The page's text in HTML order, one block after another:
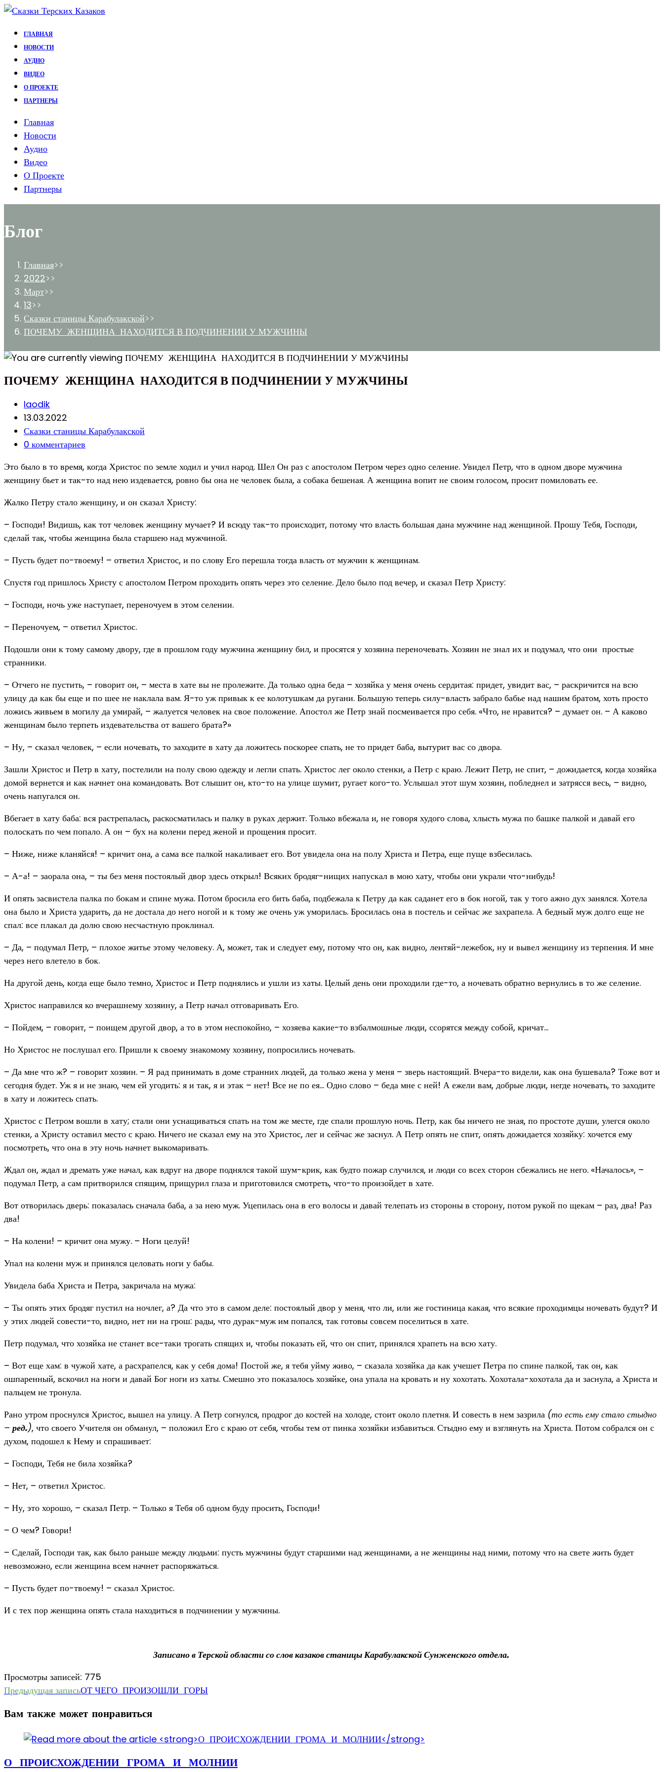
Перейти
содержимому
ГЛАВНАЯ
НОВОСТИ
АУДИО
ВИДЕО
О ПРОЕКТЕ
ПАРТНЕРЫ
Главная
Новости
Аудио
Видео
О Проекте
Партнеры
Блог
Главная>>
2022>>
Март>>
13>>
Сказки станицы Карабулакской>>
ПОЧЕМУ ЖЕНЩИНА НАХОДИТСЯ В ПОДЧИНЕНИИ У МУЖЧИНЫ
ПОЧЕМУ ЖЕНЩИНА НАХОДИТСЯ В ПОДЧИНЕНИИ У МУЖЧИНЫ
Post
author:
laodik
Запись
опубликована:
13.03.2022
Post
category:
Сказки станицы Карабулакской
Post
0 комментариев
Это было в то время, когда Христос по земле ходил и учил народ. Шел Он раз с апостолом Петром через одно селение. Увидел Петр, что в одном дворе мужчина
женщину бьет и так-то над нею издевается, ровно бы она не человек была, а собака бешеная. А женщина вопит не своим голосом, просит помиловать ее.
Жалко Петру стало женщину, и он сказал Христу:
– Господи! Видишь, как тот человек женщину мучает? И всюду так-то происходит, потому что власть большая дана мужчине над женщиной. Прошу Тебя, Господи,
сделай так, чтобы женщина была старшею над мужчиной.
– Пусть будет по-твоему! – ответил Христос, и по слову Его перешла тогда власть от мужчин к женщинам.
Спустя год пришлось Христу с апостолом Петром проходить опять через это селение. Дело было под вечер, и сказал Петр Христу:
– Господи, ночь уже наступает, переночуем в этом селении.
– Переночуем, – ответил Христос.
Подошли они к тому самому двору, где в прошлом году мужчина женщину бил, и просятся у хозяина переночевать. Хозяин не знал их и подумал, что они простые
странники.
– Отчего не пустить, – говорит он, – места в хате вы не пролежите. Да только одна беда – хозяйка у меня очень сердитая: придет, увидит вас, – раскричится на всю
улицу да как бы еще и по шее не наклала вам. Я-то уж привык к ее колотушкам да ругани. Большую теперь силу-власть забрало бабье над нашим братом, хоть просто
ложись живьем в могилу да умирай, – жалуется человек на свое положение. Апостол же Петр знай посмеивается про себя. «Что, не нравится? – думает он. – А каково
женщинам было терпеть издевательства от вашего брата?»
– Ну, – сказал человек, – если ночевать, то заходите в хату да ложитесь поскорее спать, не то придет баба, вытурит вас со двора.
Зашли Христос и Петр в хату, постелили на полу свою одежду и легли спать. Христос лег около стенки, а Петр с краю. Лежит Петр, не спит, – дожидается, когда хозяйка
домой вернется и как начнет она командовать. Вот слышит он, кто-то на улице шумит, ругает кого-то. Услышал этот шум хозяин, побледнел и затрясся весь, – видно,
очень напугался он.
Вбегает в хату баба: вся растрепалась, раскосматилась и палку в руках держит. Только вбежала и, не говоря худого слова, хлысть мужа по башке палкой и давай его
полоскать по чем попало. А он – бух на колени перед женой и прощения просит.
– Ниже, ниже кланяйся! – кричит она, а сама все палкой накаливает его. Вот увидела она на полу Христа и Петра, еще пуще взбесилась.
– А-а! – заорала она, – ты без меня постоялый двор здесь открыл! Всяких бродяг-нищих напускал в мою хату, чтобы они украли что-нибудь!
И опять засвистела палка по бокам и спине мужа. Потом бросила его бить баба, подбежала к Петру да как саданет его в бок ногой, так у того ажно дух занялся. Хотела
она было и Христа ударить, да не достала до него ногой и к тому же очень уж уморилась. Бросилась она в постель и сейчас же захрапела. А бедный муж долго еще не
спал: все плакал да долю свою несчастную проклинал.
– Да, – подумал Петр, – плохое житье этому человеку. А, может, так и следует ему, потому что он, как видно, лентяй-лежебок, ну и вывел женщину из терпения. И мне
через него влетело в бок.
На другой день, когда еще было темно, Христос и Петр поднялись и ушли из хаты. Целый день они проходили где-то, а ночевать обратно вернулись в то же селение.
Христос направился ко вчерашнему хозяину, а Петр начал отговаривать Его.
– Пойдем, – говорит, – поищем другой двор, а то в этом неспокойно, – хозяева какие-то взбалмошные люди, ссорятся между собой, кричат…
Но Христос не послушал его. Пришли к своему знакомому хозяину, попросились ночевать.
– Да мне что ж? – говорит хозяин. – Я рад принимать в доме странних людей, да только жена у меня – зверь настоящий. Вчера-то видели, как она бушевала? Тоже вот и
сегодня будет. Уж я и не знаю, чем ей угодить: я и так, я и этак – нет! Все не по ея… Одно слово – беда мне с ней! А ежели вам, добрые люди, негде ночевать, то заходите
в хату и ложитесь спать.
Христос с Петром вошли в хату; стали они уснащиваться спать на том же месте, где спали прошлую ночь. Петр, как бы ничего не зная, по простоте души, улегся около
стенки, а Христу оставил место с краю. Ничего не сказал ему на это Христос, лег и сейчас же заснул. А Петр опять не спит, опять дожидается хозяйку: хочется ему
посмотреть, что она в эту ночь начнет выкомаривать.
Ждал он, ждал и дремать уже начал, как вдруг на дворе поднялся такой шум-крик, как будто пожар случился, и люди со всех сторон сбежались не него. «Началось», –
подумал Петр, а сам притворился спящим, прищурил глаза и приготовился смотреть, что-то произойдет в хате.
Вот отворилась дверь: показалась сначала баба, а за нею муж. Уцепилась она в его волосы и давай телепать из стороны в сторону, потом рукой по щекам – раз, два! Раз
два!
– На колени! – кричит она мужу. – Ноги целуй!
Упал на колени муж и принялся целовать ноги у бабы.
Увидела баба Христа и Петра, закричала на мужа:
– Ты опять этих бродяг пустил на ночлег, а? Да что это в самом деле: постоялый двор у меня, что ли, или же гостиница какая, что всякие проходимцы ночевать будут? И
у этих людей совести-то, видно, нет ни на грош: рады, что дурак-муж им попался, так готовы совсем поселиться в хате.
Петр подумал, что хозяйка не станет все-таки трогать спящих и, чтобы показать ей, что он спит, принялся храпеть на всю хату.
– Вот еще хам: в чужой хате, а расхрапелся, как у себя дома! Постой же, я тебя уйму живо, – сказала хозяйка да как учешет Петра по спине палкой, так он, как
ошпаренный, вскочил на ноги и давай Бог ноги из хаты. Смешно это показалось хозяйке, она упала на кровать и ну хохотать. Хохотала-хохотала да и заснула, а Христа и
пальцем не тронула.
Рано утром проснулся Христос, вышел на улицу. А Петр согнулся, продрог до костей на холоде, стоит около плетня. И совесть в нем зазрила (то есть ему стало стыдно
– ред.), что своего Учителя он обманул, – положил Его с краю от себя, чтобы тем от пинка хозяйки избавиться. Стыдно ему и взглянуть на Христа. Потом собрался он с
духом, подошел к Нему и спрашивает:
– Господи, Тебя не била хозяйка?
– Нет, – ответил Христос.
– Ну, это хорошо, – сказал Петр. – Только я Тебя об одном буду просить, Господи!
– О чем? Говори!
– Сделай, Господи так, как было раньше между людьми: пусть мужчины будут старшими над женщинами, а не женщины над ними, потому что на свете жить будет
невозможно, если женщина всем начнет распоряжаться.
– Пусть будет по-твоему! – сказал Христос.
И с тех пор женщина опять стала находиться в подчинении у мужчины.
Записано в Терской области со слов казаков станицы Карабулакской Сунженского отдела.
Просмотры записей: 775
Еще
статьи
Предыдущая записьОТ ЧЕГО ПРОИЗОШЛИ ГОРЫ
Вам также может понравиться
О ПРОИСХОЖДЕНИИ ГРОМА И МОЛНИИ